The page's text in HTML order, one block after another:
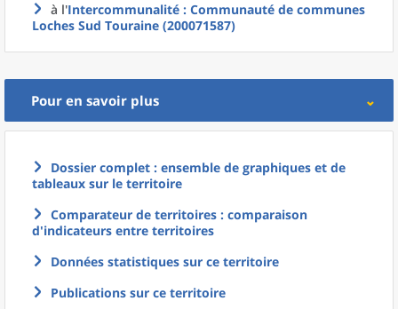
à l'Intercommunalité : Communauté de communes
Loches Sud Touraine (200071587)
Pour en savoir plus
Dossier complet : ensemble de graphiques et de
tableaux sur le territoire
Comparateur de territoires : comparaison
d'indicateurs entre territoires
Données statistiques sur ce territoire
Publications sur ce territoire